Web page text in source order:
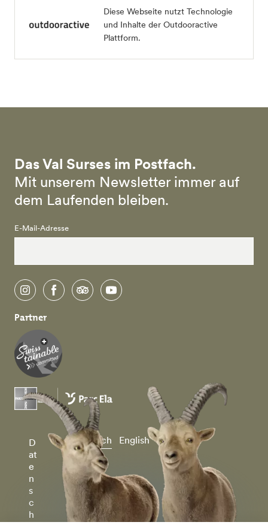
Diese Webseite nutzt Technologie
und Inhalte der Outdooractive
Plattform.
Das Val Surses im Postfach.
Mit unserem Newsletter immer auf
dem Laufenden bleiben.
E-Mail-Adresse
instagramfacebooktripadvisoryoutube
Partner
D
at
e
n
s
c
h
Deutsch English